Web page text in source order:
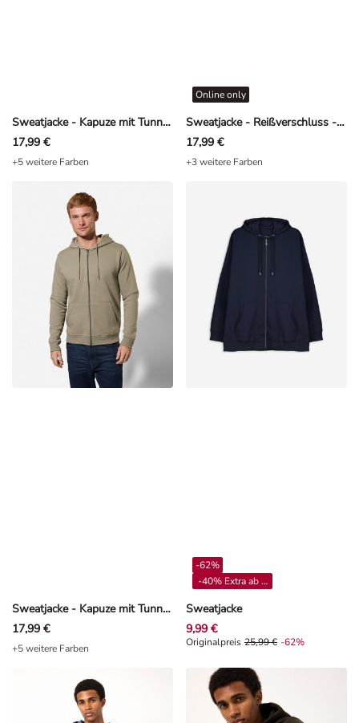
Sweatjacke - Kapuze mit Tunnelzug - Khaki
17,99 €
+5 weitere Farben
Sweatjacke - Reißverschluss - Dunkelblau
Online only
17,99 €
+3 weitere Farben
Sweatjacke - Kapuze mit Tunnelzug - Khaki
17,99 €
+5 weitere Farben
Sweatjacke
-62%
-40% Extra ab 4**
9,99 €
Originalpreis 25,99 €, Rabat -62%
Originalpreis 25,99 € -62%